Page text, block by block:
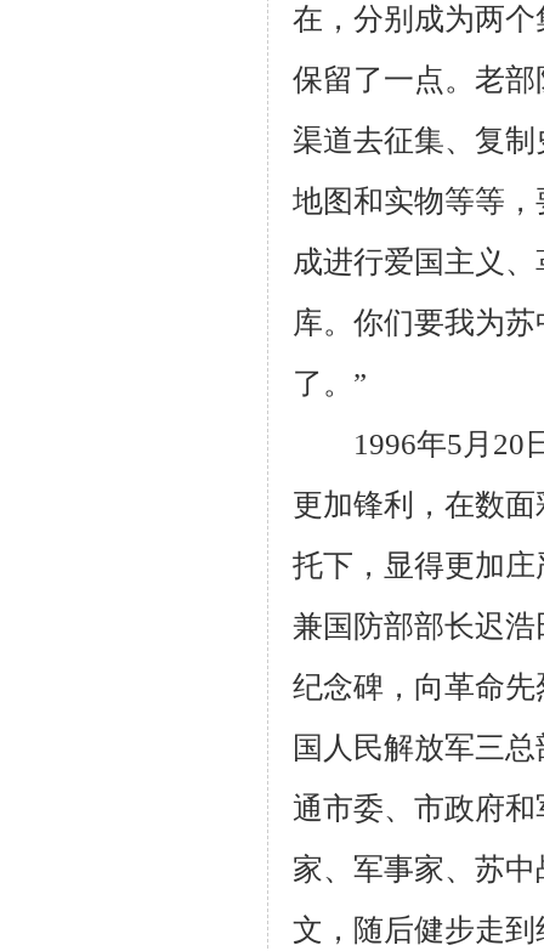
在，分别成为两
保留了一点。老
渠道去征集、复
地图和实物等等
成进行爱国主义
库。你们要我为
了。”
1996年5月 20
更加锋利，在数
托下，显得更加
兼国防部部长迟
纪念碑，向革命
国人民解放军三
通市委、市政府
家、军事家、苏
文，随后健步走